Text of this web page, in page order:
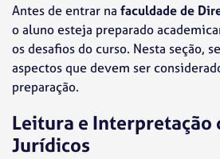
Antes de entrar na faculdade de
o aluno esteja preparado
os desafios do curso. Nesta seção,
aspectos que devem ser
preparação.
Leitura e Interpretação
Jurídicos